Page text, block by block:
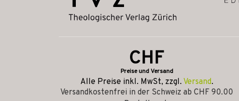
CHF
Preise und Versand
Alle Preise inkl. MwSt, zzgl. Versand.
Versandkostenfrei in der Schweiz ab CHF 90.00